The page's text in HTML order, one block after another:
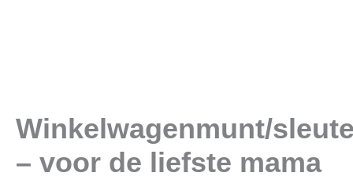
Winkelwagenmunt/
– voor de liefste mama